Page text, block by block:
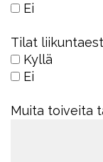
Ei
Tilat
Kyllä
Ei
Muita toiveita